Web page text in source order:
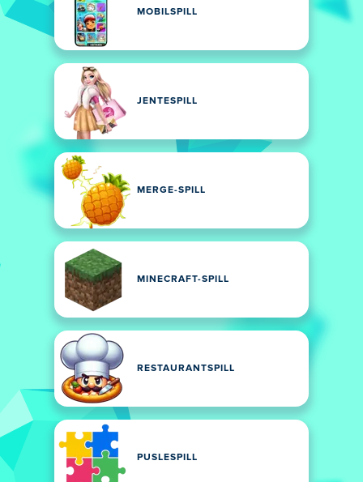
MOBILSPILL
JENTESPILL
MERGE-SPILL
MINECRAFT-SPILL
RESTAURANTSPILL
PUSLESPILL